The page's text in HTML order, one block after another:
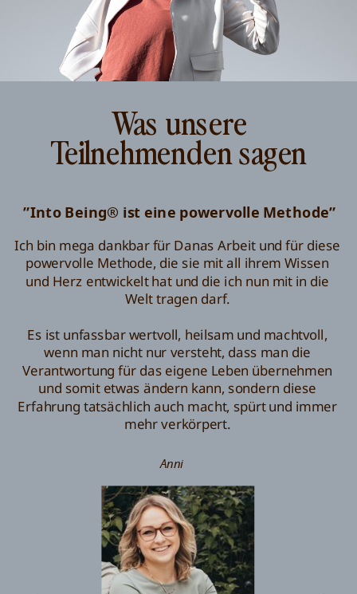
Was unsere
Teilnehmenden sagen
”Into Being® ist eine powervolle Methode”
Ich bin mega dankbar für Danas Arbeit und für diese
powervolle Methode, die sie mit all ihrem Wissen
und Herz entwickelt hat und die ich nun mit in die
Welt tragen darf.
Es ist unfassbar wertvoll, heilsam und machtvoll,
wenn man nicht nur versteht, dass man die
Verantwortung für das eigene Leben übernehmen
und somit etwas ändern kann, sondern diese
Erfahrung tatsächlich auch macht, spürt und immer
mehr verkörpert.
Anni